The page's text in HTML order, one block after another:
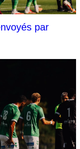
par